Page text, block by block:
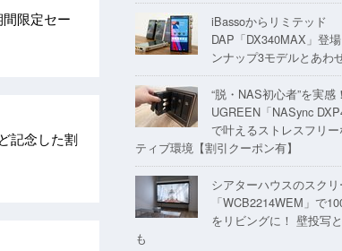
限定セー
記念した割
iBassoからリミテッド
DAP「DX340MAX」登
ンナップ3モデルとあわ
“脱・NAS初心者”を実感！
UGREEN「NASync
で叶えるストレスフリ
ティブ環境【割引クーポン有】
シアターハウスのスクリ
「WCB2214WEM」で
をリビングに！ 壁投写
も